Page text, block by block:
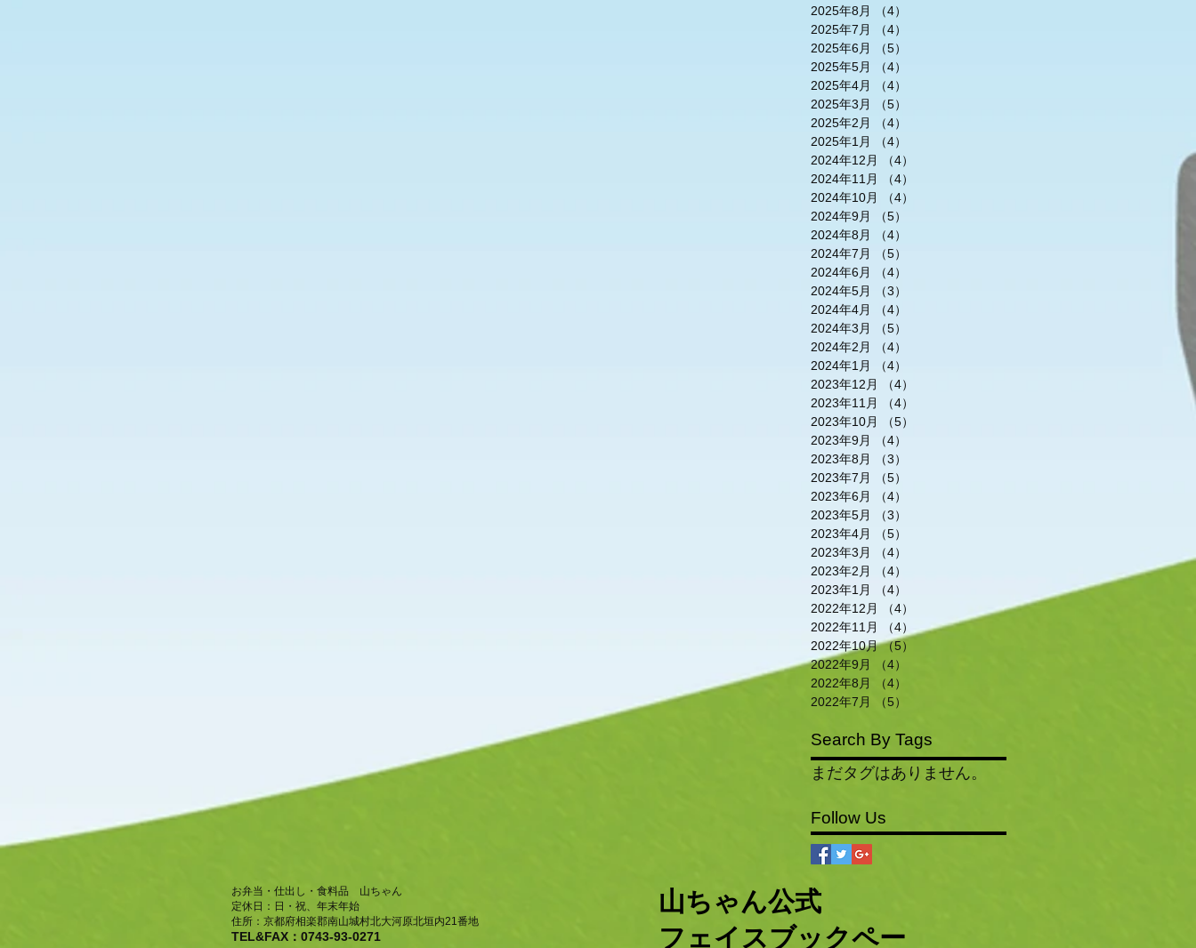
2025年8月
（4）
2025年7月
（4）
2025年6月
（5）
2025年5月
（4）
2025年4月
（4）
2025年3月
（5）
2025年2月
（4）
2025年1月
（4）
2024年12月
（4）
2024年11月
（4）
2024年10月
（4）
2024年9月
（5）
2024年8月
（4）
2024年7月
（5）
2024年6月
（4）
2024年5月
（3）
2024年4月
（4）
2024年3月
（5）
2024年2月
（4）
2024年1月
（4）
2023年12月
（4）
2023年11月
（4）
2023年10月
（5）
2023年9月
（4）
2023年8月
（3）
2023年7月
（5）
2023年6月
（4）
2023年5月
（3）
2023年4月
（5）
2023年3月
（4）
2023年2月
（4）
2023年1月
（4）
2022年12月
（4）
2022年11月
（4）
4件の記事
2022年10月 （5）
2022年9月
（4）
2022年8月
（4）
2022年7月
（5）
Search By Tags
まだタグはありません。
Follow Us
お弁当・仕出し・食料品 山ちゃん
​定休日：日・祝、年末年始
住所：京都府相楽郡南山城村北大河原北垣内21番地
TEL&FAX：0743-93-0271
​山ちゃん公式
フェイスブックペー